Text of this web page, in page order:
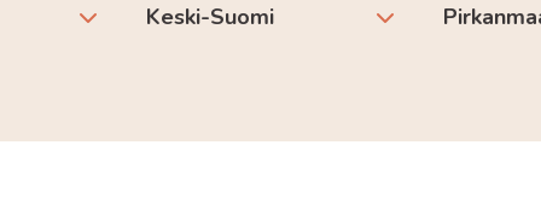
Keski-Suomi